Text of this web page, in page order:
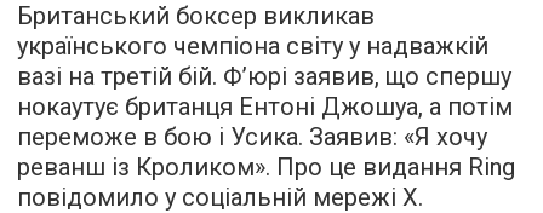
Британський боксер викликав
українського чемпіона світу у надважкій
вазі на третій бій. Ф’юрі заявив, що спершу
нокаутує британця Ентоні Джошуа, а потім
переможе в бою і Усика. Заявив: «Я хочу
реванш із Кроликом». Про це видання Ring
повідомило у соціальній мережі Х.